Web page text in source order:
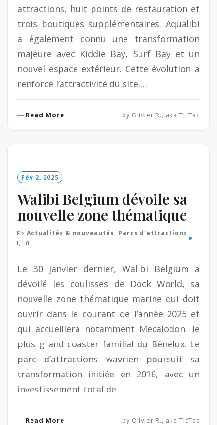
attractions, huit points de restauration et
trois boutiques supplémentaires. Aqualibi
a également connu une transformation
majeure avec Kiddie Bay, Surf Bay et un
nouvel espace extérieur. Cette évolution a
renforcé l’attractivité du site,…
Read More by Olivier R., aka TicTac
Fév 2, 2025
Walibi Belgium dévoile sa
nouvelle zone thématique
Actualités & nouveautés, Parcs d'attractions
0
Le 30 janvier dernier, Walibi Belgium a
dévoilé les coulisses de Dock World, sa
nouvelle zone thématique marine qui doit
ouvrir dans le courant de l’année 2025 et
qui accueillera notamment Mecalodon, le
plus grand coaster familial du Bénélux. Le
parc d’attractions wavrien poursuit sa
transformation initiée en 2016, avec un
investissement total de…
Read More by Olivier R., aka TicTac